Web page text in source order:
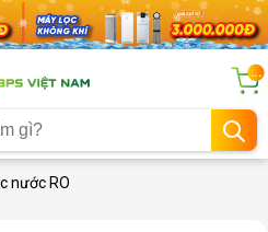
...
nước RO